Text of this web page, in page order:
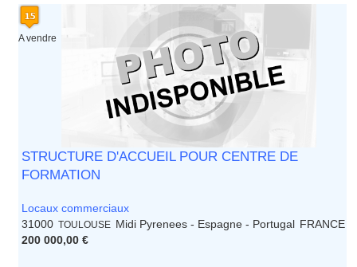
A vendre
STRUCTURE D'ACCUEIL POUR CENTRE DE
FORMATION
Locaux commerciaux
31000 TOULOUSE Midi Pyrenees - Espagne - Portugal FRANCE
200 000,00 €